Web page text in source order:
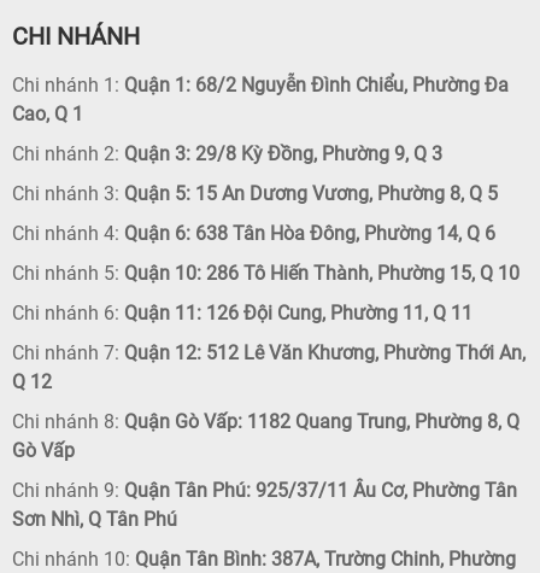
CHI NHÁNH
Chi nhánh 1: Quận 1: 68/2 Nguyễn Đình Chiểu, Phường Đa
Cao, Q 1
Chi nhánh 2: Quận 3: 29/8 Kỳ Đồng, Phường 9, Q 3
Chi nhánh 3: Quận 5: 15 An Dương Vương, Phường 8, Q 5
Chi nhánh 4: Quận 6: 638 Tân Hòa Đông, Phường 14, Q 6
Chi nhánh 5: Quận 10: 286 Tô Hiến Thành, Phường 15, Q 10
Chi nhánh 6: Quận 11: 126 Đội Cung, Phường 11, Q 11
Chi nhánh 7: Quận 12: 512 Lê Văn Khương, Phường Thới An,
Q 12
Chi nhánh 8: Quận Gò Vấp: 1182 Quang Trung, Phường 8, Q
Gò Vấp
Chi nhánh 9: Quận Tân Phú: 925/37/11 Âu Cơ, Phường Tân
Sơn Nhì, Q Tân Phú
Chi nhánh 10: Quận Tân Bình: 387A, Trường Chinh, Phường